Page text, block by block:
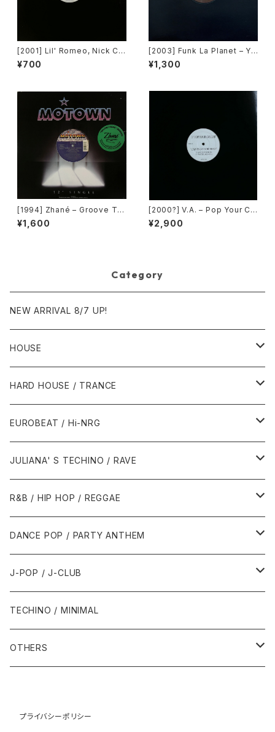
[2001] Lil' Romeo, Nick Ca
nnon & 3LW – Parents Just
Don't Understand [Jive, Ni
¥700
[2003] Funk La Planet – Yo
u Gave Me Love (Funk La
Planet 007)[Funk La Plane
¥1,300
[1994] Zhané – Groove Th
ang (Remix) [Motown][在庫
B]
¥1,600
[2000?] V.A. – Pop Your Co
llar / Can't Go For That [No
t On Label][PROMO]
¥2,900
Category
NEW ARRIVAL 8/7 UP!
HOUSE
1980年代
1987年・以前
1988年
1990年代
1990年
1991年
1995年
1996年
2000年代
2000年
2001年
2005年
2010年代
2010年
2011年
HARD HOUSE / TRANCE
1990年代
1994年・以前
1995年
1999年
2000年代
2000年
2001年
2005年
EUROBEAT / Hi-NRG
1980年代
1986年・以前
1987年
1990年代
1990年
1991年
2000年代
JULIANA' S TECHINO / RAVE
1990年代
1990年
1991年
2000年代
2000年
2001年
R&B / HIP HOP / REGGAE
1980年代
1985年・以前
1986年
1990年代
1990年
1991年
1993年
2000年代
2000年
2002年
DANCE POP / PARTY ANTHEM
1980年代
1988年・以前
1989年
1990年代
1990年
1992年
2000年代
2001年
J-POP / J-CLUB
1980年代
1990年代
1991年
2000年
TECHINO / MINIMAL
OTHERS
1985年・以前
1990年代
プライバシーポリシー